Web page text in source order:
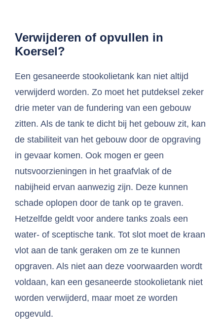
Verwijderen of opvullen in
Koersel?
Een gesaneerde stookolietank kan niet altijd
verwijderd worden. Zo moet het putdeksel zeker
drie meter van de fundering van een gebouw
zitten. Als de tank te dicht bij het gebouw zit, kan
de stabiliteit van het gebouw door de opgraving
in gevaar komen. Ook mogen er geen
nutsvoorzieningen in het graafvlak of de
nabijheid ervan aanwezig zijn. Deze kunnen
schade oplopen door de tank op te graven.
Hetzelfde geldt voor andere tanks zoals een
water- of sceptische tank. Tot slot moet de kraan
vlot aan de tank geraken om ze te kunnen
opgraven. Als niet aan deze voorwaarden wordt
voldaan, kan een gesaneerde stookolietank niet
worden verwijderd, maar moet ze worden
opgevuld.